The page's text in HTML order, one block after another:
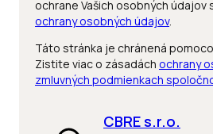
ochrane Vašich osobných údajov
ochrany osobných údajov.
Táto stránka je chránená
Zistite viac o zásadách ochrany
zmluvných podmienkach
CBRE s.r.o.